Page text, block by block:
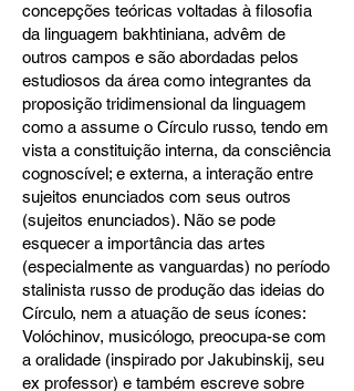
concepções teóricas voltadas à filosofia
da linguagem bakhtiniana, advêm de
outros campos e são abordadas pelos
estudiosos da área como integrantes da
proposição tridimensional da linguagem
como a assume o Círculo russo, tendo em
vista a constituição interna, da consciência
cognoscível; e externa, a interação entre
sujeitos enunciados com seus outros
(sujeitos enunciados). Não se pode
esquecer a importância das artes
(especialmente as vanguardas) no período
stalinista russo de produção das ideias do
Círculo, nem a atuação de seus ícones:
Volóchinov, musicólogo, preocupa-se com
a oralidade (inspirado por Jakubinskij, seu
ex professor) e também escreve sobre